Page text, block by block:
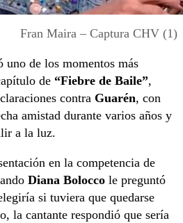
Fran Maira – Captura CHV (1)
uno de los momentos más
de “Fiebre de Baile”,
contra Guarén, con
amistad durante varios años y
a la luz.
en la competencia de
Diana Bolocco le preguntó
si tuviera que quedarse
la cantante respondió que sería